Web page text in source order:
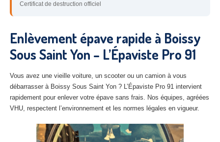
10– Aube
– Aisne
Tousles secteurs
CENTRE
Centreagréé VHU Paris 75 : casse auto avec destruction
Certificat de destruction officiel
Enlèvement épave rapide à Boissy
Sous Saint Yon – L’Épaviste Pro 91
Vous avez une vieille voiture, un scooter ou un camion à vous
débarrasser à Boissy Sous Saint Yon ? L’Épaviste Pro 91 intervient
rapidement pour enlever votre épave sans frais. Nos équipes, agréées
VHU, respectent l’environnement et les normes légales en vigueur.